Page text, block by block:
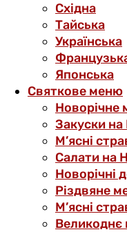
Східна
Тайська
Українська
Японська
Святкове меню
Новорічне
Закуски на
М’ясні
Салати на
Новорічні
Різдвяне
М’ясні